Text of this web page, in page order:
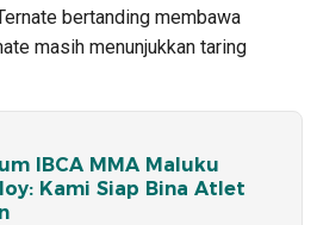
bertanding membawa
masih menunjukkan taring
IBCA MMA Maluku
Kami Siap Bina Atlet